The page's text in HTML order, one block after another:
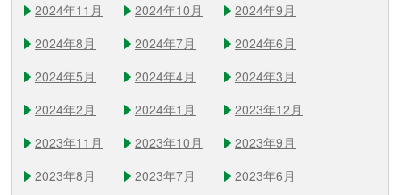
2024年11月
2024年10月
2024年9月
2024年8月
2024年7月
2024年6月
2024年5月
2024年4月
2024年3月
2024年2月
2024年1月
2023年12月
2023年11月
2023年10月
2023年9月
2023年8月
2023年7月
2023年6月